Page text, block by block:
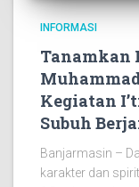
INFORMASI
Tanamkan
Kegiatan
Subuh
Banjarmasin –
karakter dan